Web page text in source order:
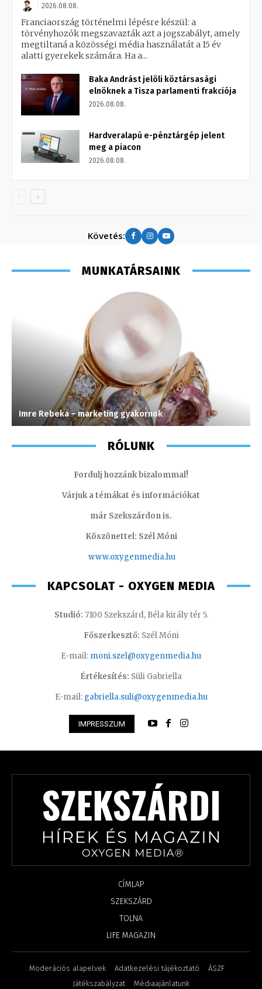
2026.08.08.
Franciaország történelmi lépésre készül: a
törvényhozók megszavazták azt a jogszabályt, amely
megtiltaná a közösségi média használatát a 15 év
alatti gyerekek számára. Ha a...
Baka Andrást jelöli köztársasági
elnöknek a Tisza parlamenti frakciója
2026.08.08.
Hardveralapú e-pénztárgép jelent
meg a piacon
2026.08.08.
Követés:
MUNKATÁRSAINK
Imre Rebeka – marketing gyakornok
RÓLUNK
Fordulj hozzánk bizalommal!
Várjuk a témákat és információkat
már Szekszárdon is.
Köszönettel: Szél Móni
www.oxygenmedia.hu
KAPCSOLAT - OXYGEN MEDIA
Studió: 7100 Szekszárd, Béla király tér 5.
Főszerkesztő: Szél Móni
E-mail: moni.szel@oxygenmedia.hu
Értékesítés: Süli Gabriella
E-mail: gabriella.suli@oxygenmedia.hu
IMPRESSZUM
CÍMLAP
SZEKSZÁRD
TOLNA
LIFE MAGAZIN
Moderációs alapelvek Adatkezelési tájékoztató
ÁSZF
Játékszabályzat
Médiaajánlatunk